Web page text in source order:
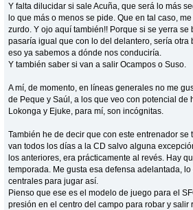
Y falta dilucidar si sale Acuña, que será lo más
lo que más o menos se pide. Que en tal caso,
zurdo. Y ojo aquí también!! Porque si se yerra
pasaría igual que con lo del delantero, sería otra
eso ya sabemos a dónde nos conduciría.
Y también saber si van a salir Ocampos o Suso.
A mí, de momento, en líneas generales no me
de Peque y Saúl, a los que veo con potencial de
Lokonga y Ejuke, para mí, son incógnitas.
También he de decir que con este entrenador se
van todos los días a la CD salvo alguna
los anteriores, era prácticamente al revés. Hay
temporada. Me gusta esa defensa adelantada,
centrales para jugar así.
Pienso que ese es el modelo de juego para el
presión en el centro del campo para robar y salir